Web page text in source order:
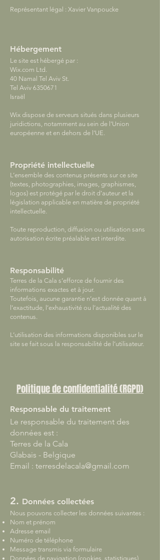
Représentant légal : Xavier Vanpoucke
Hébergement
Le site est hébergé par :
Wix.com Ltd.
40 Namal Tel Aviv St.
Tel Aviv 6350671
Israël
Wix dispose de serveurs situés dans plusieurs
juridictions, notamment au sein de l’Union
européenne et en dehors de l’UE.
Propriété intellectuelle
L’ensemble des contenus présents sur ce site
(textes, photographies, images, graphismes,
logos) est protégé par le droit d’auteur et la
législation applicable en matière de propriété
intellectuelle.
Toute reproduction, diffusion ou utilisation sans
autorisation écrite préalable est interdite.
Responsabilité
Terres de la Cala s’efforce de fournir des
informations exactes et à jour.
Toutefois, aucune garantie n’est donnée quant à
l’exactitude, l’exhaustivité ou l’actualité des
contenus.
L’utilisation des informations disponibles sur le
site se fait sous la responsabilité de l’utilisateur.
Politique de confidentialité (RGPD)
Responsable du traitement
Le responsable du traitement des
données est :
Terres de la Cala
Glabais - Belgique
Email : terresdelacala@gmail.com
2. Données collectées
Nous pouvons collecter les données suivantes :
Nom et prénom
Adresse email
Numéro de téléphone
Message transmis via formulaire
Données de navigation (cookies, statistiques)